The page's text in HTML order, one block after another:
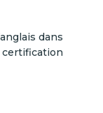
dans